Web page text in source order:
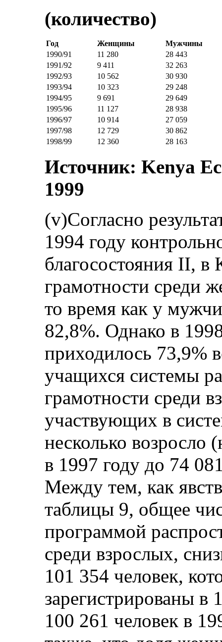
(количество)
Год Женщины
Мужчины
1990/91
11 280
28 443
1991/92
9 411
32 263
1992/93
10 562
30 930
1993/94
10 323
29 248
1994/95
9 691
29 649
1995/96
11 127
28 938
1996/97
10 914
27 059
1997/98
12 729
30 862
1998/99
12 360 28 163
Источник: Kenya
1999
(v)Согласно
1994 году
благосостояния II,
грамотности среди
то время как у
82,8%. Однако в
приходилось 73,9%
учащихся системы
грамотности среди
участвующих в
несколько возросло
в 1997 году до 74
Между тем, как
таблицы 9, общее
программой
среди взрослых,
101 354 человек,
зарегистрированы в
100 261 человек в